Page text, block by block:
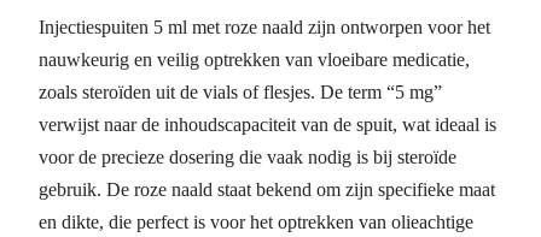
Injectiespuiten 5 ml met roze naald zijn ontworpen voor het
nauwkeurig en veilig optrekken van vloeibare medicatie,
zoals steroïden uit de vials of flesjes. De term “5 mg”
verwijst naar de inhoudscapaciteit van de spuit, wat ideaal is
voor de precieze dosering die vaak nodig is bij steroïde
gebruik. De roze naald staat bekend om zijn specifieke maat
en dikte, die perfect is voor het optrekken van olieachtige